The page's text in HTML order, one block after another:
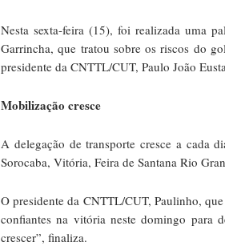
Nesta sexta-feira (15), foi realizada uma
Garrincha, que tratou sobre os riscos do
presidente da CNTTL/CUT, Paulo João
Mobilização cresce
A delegação de transporte cresce a cada
Sorocaba, Vitória, Feira de Santana Rio
O presidente da CNTTL/CUT, Paulinho,
confiantes na vitória neste domingo para
crescer”, finaliza.